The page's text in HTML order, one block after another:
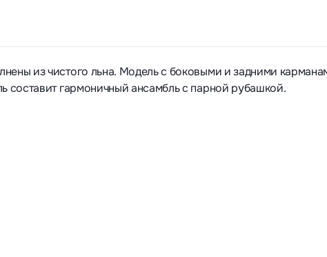
из чистого льна. Модель с боковыми и задними
составит гармоничный ансамбль с парной рубашкой.